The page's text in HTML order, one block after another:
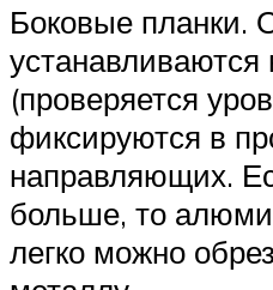
Боковые планки.
устанавливаются
(проверяется
фиксируются в
направляющих.
больше, то
легко можно